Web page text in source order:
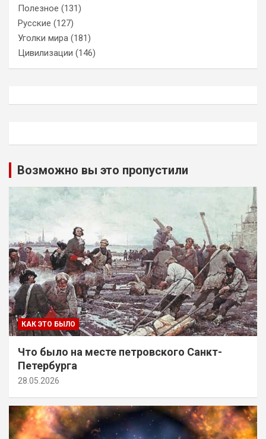
Полезное (131)
Русские (127)
Уголки мира (181)
Цивилизации (146)
Возможно вы это пропустили
КАК ЭТО БЫЛО
Что было на месте петровского Санкт-
Петербурга
28.05.2026